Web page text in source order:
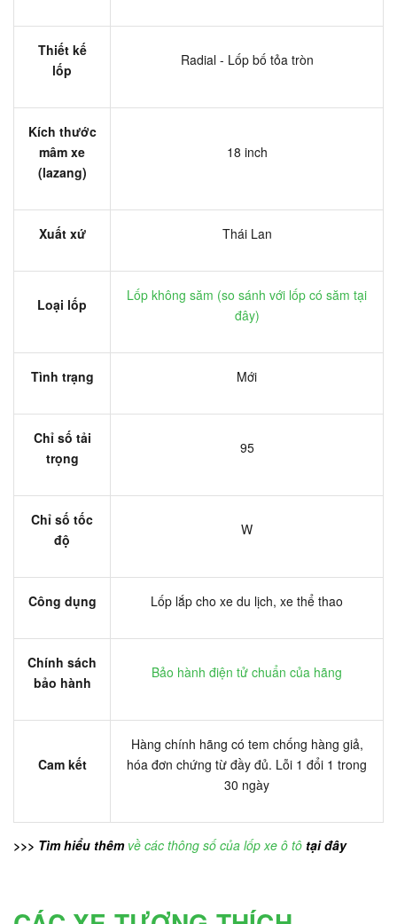
Thiết kế
lốp
Radial - Lốp bố tỏa tròn
Kích thước
mâm xe
(lazang)
18 inch
Xuất xứ Thái Lan
Loại lốp
Lốp không săm (so sánh với lốp có săm tại
đây)
Tình trạng Mới
Chỉ số tải
trọng
95
Chỉ số tốc
độ
W
Công dụng Lốp lắp cho xe du lịch, xe thể thao
Chính sách
bảo hành
Bảo hành điện tử chuẩn của hãng
Cam kết
Hàng chính hãng có tem chống hàng giả,
hóa đơn chứng từ đầy đủ. Lỗi 1 đổi 1 trong
30 ngày
>>> Tìm hiểu thêm về các thông số của lốp xe ô tô tại đây